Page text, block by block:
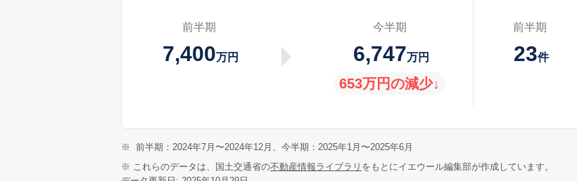
前半期
7,400万円
今半期
6,747万円
653万円の減少↓
前半期
23件
※
前半期：2024年7月〜2024年12月、今半期：2025年1月〜2025年6月
※ これらのデータは、国土交通省の不動産情報ライブラリ をもとにイエウール編集部が作成しています。